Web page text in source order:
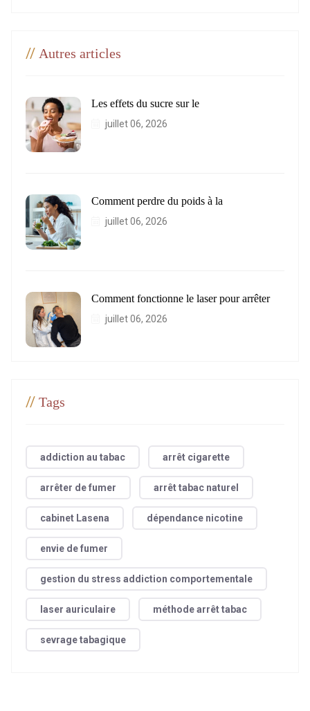
// Autres articles
Les effets du sucre sur le
juillet 06, 2026
Comment perdre du poids à la
juillet 06, 2026
Comment fonctionne le laser pour arrêter
juillet 06, 2026
// Tags
addiction au tabac arrêt cigarette
arrêter de fumer arrêt tabac naturel
cabinet Lasena dépendance nicotine
envie de fumer
gestion du stress addiction comportementale
laser auriculaire méthode arrêt tabac
sevrage tabagique